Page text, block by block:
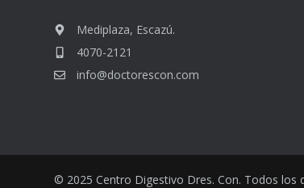
Mediplaza, Escazú.
4070-2121
info@doctorescon.com
© 2025 Centro Digestivo Dres. Con. Todos los